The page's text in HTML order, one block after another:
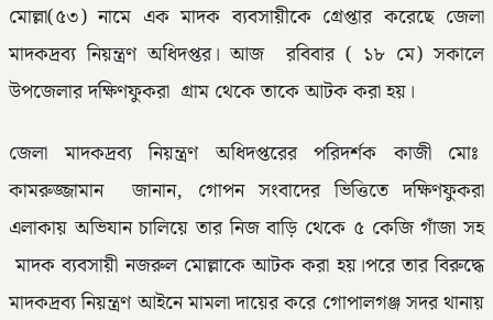
মোল্লা(৫৩) নামে এক মাদক ব্যবসায়ীকে গ্রেপ্তার করেছে জেলা
মাদকদ্রব্য নিয়ন্ত্রণ অধিদপ্তর। আজ রবিবার ( ১৮ মে) সকালে
উপজেলার দক্ষিণফুকরা গ্রাম থেকে তাকে আটক করা হয়।
জেলা মাদকদ্রব্য নিয়ন্ত্রণ অধিদপ্তরের পরিদর্শক কাজী মোঃ
কামরুজ্জামান জানান, গোপন সংবাদের ভিত্তিতে দক্ষিণফুকরা
এলাকায় অভিযান চালিয়ে তার নিজ বাড়ি থেকে ৫ কেজি গাঁজা সহ
মাদক ব্যবসায়ী নজরুল মোল্লাকে আটক করা হয়।পরে তার বিরুদ্ধে
মাদকদ্রব্য নিয়ন্ত্রণ আইনে মামলা দায়ের করে গোপালগঞ্জ সদর থানায়